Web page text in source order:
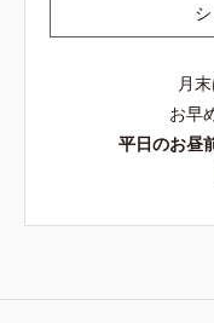
月
お早
平日のお昼